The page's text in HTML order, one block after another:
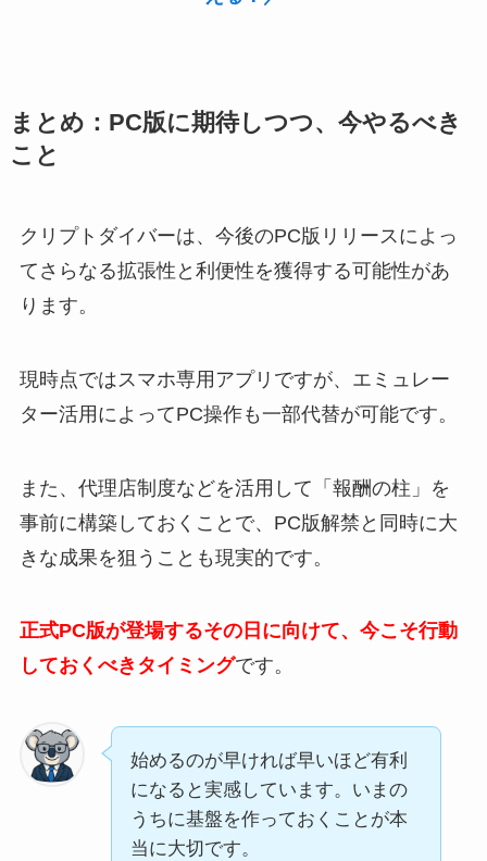
まとめ：PC版に期待しつつ、今やるべき
こと
クリプトダイバーは、今後のPC版リリースによっ
てさらなる拡張性と利便性を獲得する可能性があ
ります。
現時点ではスマホ専用アプリですが、エミュレー
ター活用によってPC操作も一部代替が可能です。
また、代理店制度などを活用して「報酬の柱」を
事前に構築しておくことで、PC版解禁と同時に大
きな成果を狙うことも現実的です。
正式PC版が登場するその日に向けて、今こそ行動
しておくべきタイミングです。
始めるのが早ければ早いほど有利
になると実感しています。いまの
うちに基盤を作っておくことが本
当に大切です。